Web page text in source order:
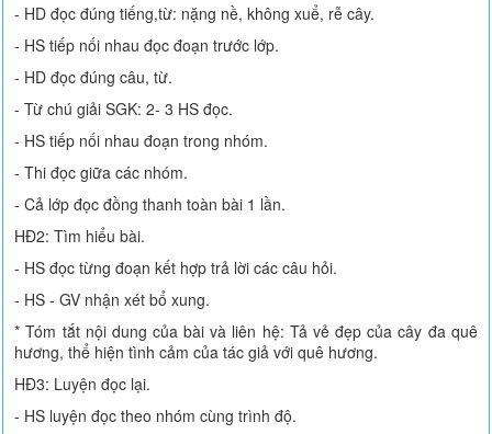
- HD đọc đúng tiếng,từ: nặng nề, không xuể, rễ cây.
- HS tiếp nối nhau đọc đoạn trước lớp.
- HD đọc đúng câu, từ.
- Từ chú giải SGK: 2- 3 HS đọc.
- HS tiếp nối nhau đoạn trong nhóm.
- Thi đọc giữa các nhóm.
- Cả lớp đọc đồng thanh toàn bài 1 lần.
HĐ2: Tìm hiểu bài.
- HS đọc từng đoạn kết hợp trả lời các câu hỏi.
- HS - GV nhận xét bổ xung.
* Tóm tắt nội dung của bài và liên hệ: Tả vẻ đẹp của cây đa quê
hương, thể hiện tình cảm của tác giả với quê hương.
HĐ3: Luyện đọc lại.
- HS luyện đọc theo nhóm cùng trình độ.